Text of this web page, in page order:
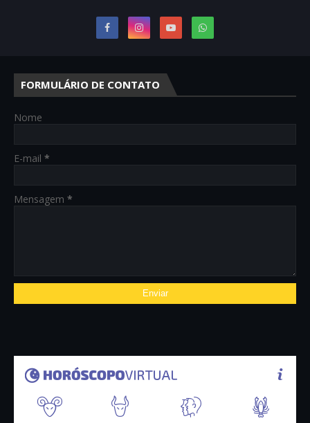
FORMULÁRIO DE CONTATO
Nome
E-mail *
Mensagem *